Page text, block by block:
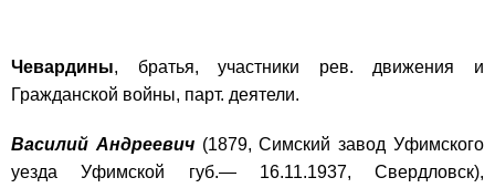
Чевардины, братья, участники рев. движения и
Гражданской войны, парт. деятели.
Василий Андреевич(1879, Симский завод Уфимского
уезда Уфимской губ.— 16.11.1937, Свердловск),